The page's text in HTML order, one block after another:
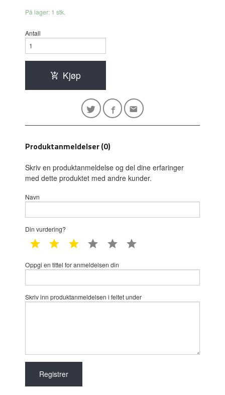
På lager: 1 stk.
Antall
Kjøp
Produktanmeldelser (0)
Skriv en produktanmeldelse og del dine erfaringer
med dette produktet med andre kunder.
Navn
Din vurdering?
1 star 2 star 3 star 4 star 5 star
Oppgi en tittel for anmeldelsen din
Skriv inn produktanmeldelsen i feltet under